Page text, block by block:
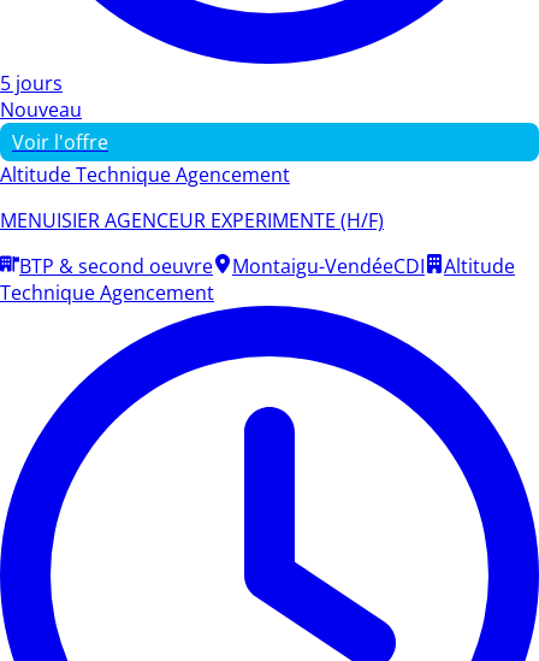
5 jours
Nouveau
Voir l'offre
Altitude Technique Agencement
MENUISIER AGENCEUR EXPERIMENTE (H/F)
BTP & second oeuvre
Montaigu-VendéeCDI
Altitude
Technique Agencement